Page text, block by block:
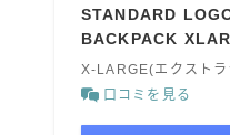
STANDARD
BACKPACK
X-LARGE(エクストラ
口コミを見る